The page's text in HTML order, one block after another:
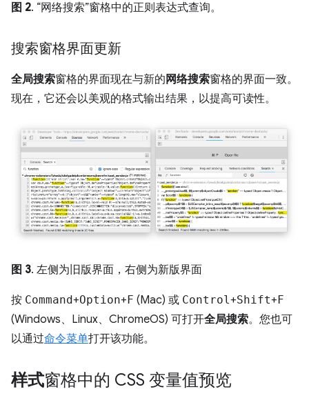
图 2. “网络搜索”窗格中的正则表达式查询。
搜索窗格界面更新
全局搜索窗格的界面现在与新的 网络搜索窗格的界面一致。
现在，它还会以美观的格式输出结果，以提高可读性。
图 3. 左侧为旧版界面，右侧为新版界面
按 Command+Option+F (Mac) 或 Control+Shift+F
(Windows、Linux、ChromeOS) 可打开全局搜索。您也可
以通过命令菜单打开该功能。
样式窗格中的 CSS 变量值预览